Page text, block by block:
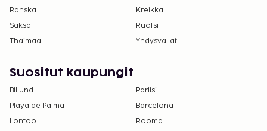
Ranska
Kreikka
Saksa
Ruotsi
Thaimaa
Yhdysvallat
Suositut kaupungit
Billund
Pariisi
Playa de Palma
Barcelona
Lontoo
Rooma